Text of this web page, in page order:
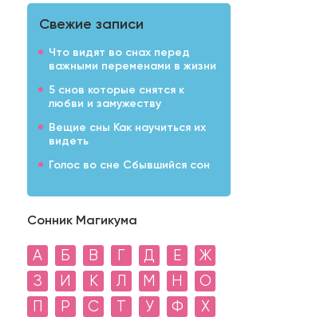
Свежие записи
Что видят во снах перед
важными переменами в жизни
5 снов которые снятся к
любви и замужеству
Вещие сны Как научиться их
видеть
Голос во сне Сбывшийся сон
Сонник Магикума
А Б В Г Д Е
Ж
З
И К Л М Н
О
П
Р С Т У Ф
Х